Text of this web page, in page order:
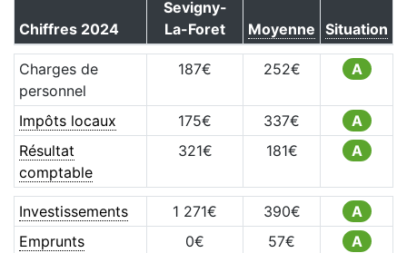
Chiffres 2024
Sevigny-
La-Foret
Moyenne Situation
Charges de
personnel
187€ 252€ A
Impôts locaux 175€ 337€
A
Résultat
comptable
321€ 181€ A
Investissements 1 271€ 390€
A
Emprunts
0€ 57€ A